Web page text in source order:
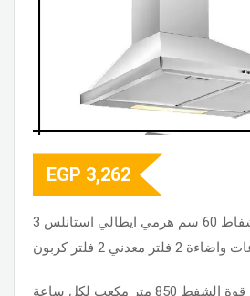
EGP 3,262
توريد وتركيب شفاط 60 سم هرمي ايطالي استانلس 3
متر مكعب لكل ساعة